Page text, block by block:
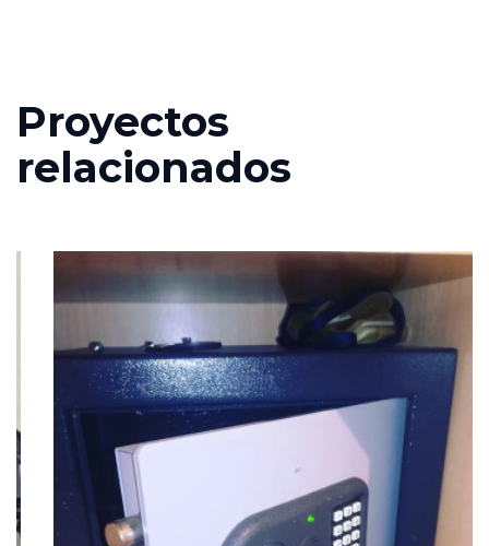
Proyectos
relacionados